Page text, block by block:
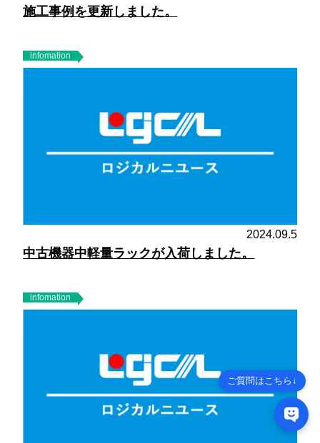
施工事例を更新しました。
infomation
2024.09.5
中古機器中軽量ラックが入荷しました。
infomation
ご質問はこちら↓